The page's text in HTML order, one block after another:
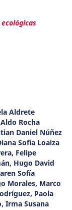
Aldrete
Rocha
Daniel Núñez
Sofía Loaiza
Felipe
Hugo David
Sofía
Morales, Marco
Paola
Irma Susana